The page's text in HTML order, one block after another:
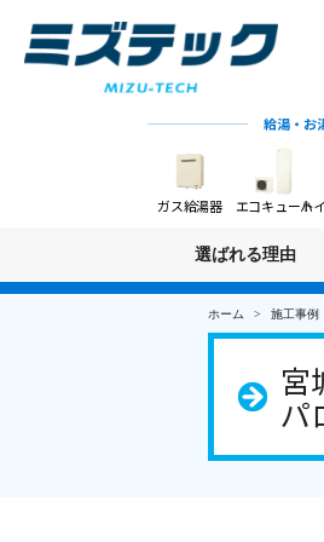
給湯・お
ガス給湯器 エコキュート
ハ
選ばれる理由
ホーム 施工事例
宮
パ